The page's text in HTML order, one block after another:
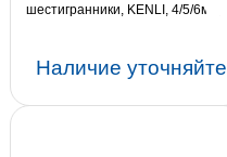
шестигранники, KENLI, 4/5/6мм,
Наличие уточняйте